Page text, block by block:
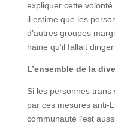
expliquer cette
il estime que les
d’autres groupes
haine qu’il fallait
L’ensemble de la
Si les personnes
par ces mesures anti-
communauté l’est